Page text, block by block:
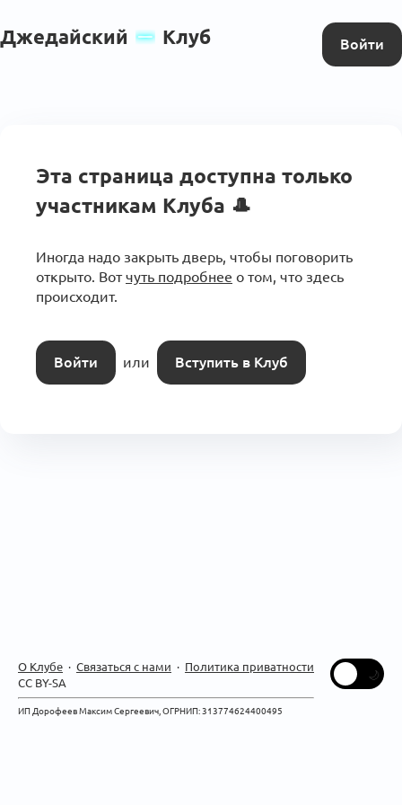
Джедайский Клуб Войти
Эта страница доступна только
участникам Клуба 🎩
Иногда надо закрыть дверь, чтобы поговорить
открыто. Вотчуть подробнее о том, что здесь
происходит.
Войти или Вступить в Клуб
О Клубе · Связаться с нами · Политика приватности
CC BY-SA
ИП Дорофеев Максим Сергеевич, ОГРНИП: 313774624400495